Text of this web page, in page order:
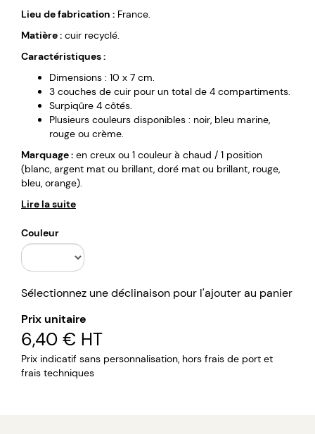
Lieu de fabrication : France.
Matière : cuir recyclé.
Caractéristiques :
Dimensions : 10 x 7 cm.
3 couches de cuir pour un total de 4 compartiments.
Surpiqûre 4 côtés.
Plusieurs couleurs disponibles : noir, bleu marine,
rouge ou crème.
Marquage : en creux ou 1 couleur à chaud / 1 position
(blanc, argent mat ou brillant, doré mat ou brillant, rouge,
bleu, orange).
Lire la suite
Couleur
Sélectionnez une déclinaison pour l'ajouter au panier
Prix unitaire
6,40 € HT
Prix indicatif sans personnalisation, hors frais de port et
frais techniques